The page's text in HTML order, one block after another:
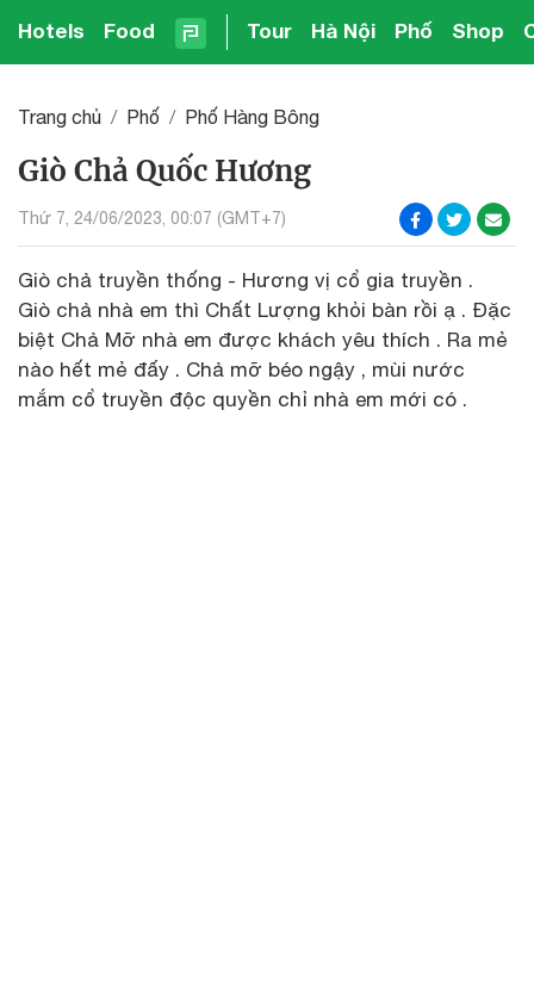
Hotels Food Tour Hà Nội Phố Shop
Trang chủ Phố Phố Hàng Bông
Giò Chả Quốc Hương
Thứ 7, 24/06/2023, 00:07 (GMT+7)
Giò chả truyền thống - Hương vị cổ gia truyền .
Giò chả nhà em thì Chất Lượng khỏi bàn rồi ạ . Đặc
biệt Chả Mỡ nhà em được khách yêu thích . Ra mẻ
nào hết mẻ đấy . Chả mỡ béo ngậy , mùi nước
mắm cổ truyền độc quyền chỉ nhà em mới có .